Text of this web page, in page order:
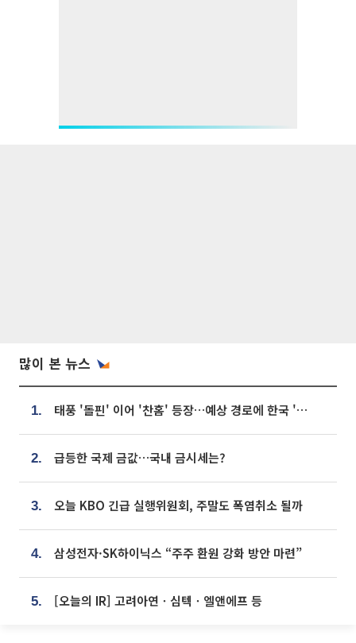
많이 본 뉴스
1. 태풍 '돌핀' 이어 '찬홈' 등장…예상 경로에 한국 '한숨'
2. 급등한 국제 금값…국내 금시세는?
3. 오늘 KBO 긴급 실행위원회, 주말도 폭염취소 될까
4. 삼성전자·SK하이닉스 “주주 환원 강화 방안 마련”
5. [오늘의 IR] 고려아연ㆍ심텍ㆍ엘앤에프 등